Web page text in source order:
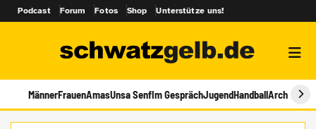
Podcast Forum Fotos Shop Unterstütze uns!
MännerFrauenAmasUnsa SenfIm GesprächJugendHandballArchiv